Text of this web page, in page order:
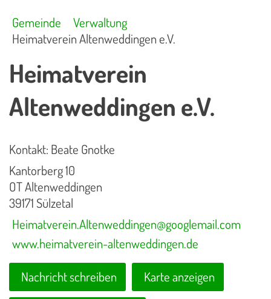
Gemeinde
Verwaltung
Heimatverein Altenweddingen e.V.
Heimatverein
Altenweddingen e.V.
Kontakt: Beate Gnotke
Kantorberg 10
OT Altenweddingen
39171 Sülzetal
Heimatverein.Altenweddingen@googlemail.com
www.heimatverein-altenweddingen.de
Nachricht schreiben Karte anzeigen